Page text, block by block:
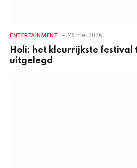
ENTERTAINMENT 26 mei 2026
Holi: het kleurrijkste festival
uitgelegd